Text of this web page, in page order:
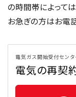
の時間帯によって
お急ぎの方はお電
電気ガス開始受付センタ
電気の再契